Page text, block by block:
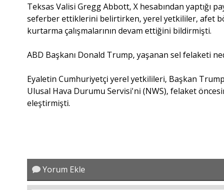
Teksas Valisi Gregg Abbott, X hesabından yaptığı
seferber ettiklerini belirtirken, yerel yetkililer, afet
kurtarma çalışmalarının devam ettiğini bildirmişti.
ABD Başkanı Donald Trump, yaşanan sel felaketi
Eyaletin Cumhuriyetçi yerel yetkilileri, Başkan
Ulusal Hava Durumu Servisi'ni (NWS), felaket
eleştirmişti.
Yorum Ekle